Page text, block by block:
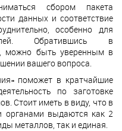
сбором пакета
данных и соответствие
особенно для
Обратившись в
можно быть уверенным в
вашего вопроса.
поможет в кратчайшие
по заготовке
Стоит иметь в виду, что в
органами выдаются как 2
металлов, так и единая.